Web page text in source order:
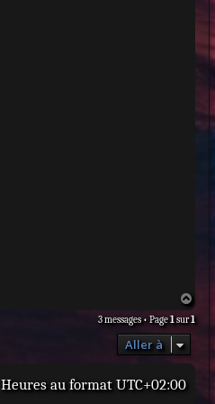
u
3 messages • Page1sur1
Aller à
Heures au format UTC+02:00